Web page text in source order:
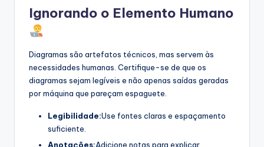
Ignorando o Elemento Humano
Diagramas são artefatos técnicos, mas servem às
necessidades humanas. Certifique-se de que os
diagramas sejam legíveis e não apenas saídas geradas
por máquina que pareçam espaguete.
Legibilidade:Use fontes claras e espaçamento
suficiente.
Anotações:Adicione notas para explicar